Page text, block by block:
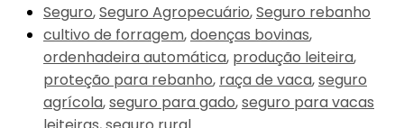
Seguro,Seguro Agropecuário,Seguro rebanho
cultivo de forragem,doenças bovinas,
ordenhadeira automática, produção leiteira,
proteção para rebanho, raça de vaca,seguro
agrícola,seguro para gado,seguro para vacas